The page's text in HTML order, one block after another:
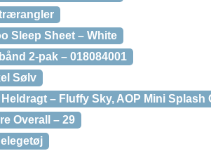
Sleep Sheet – White
2-pak – 018084001
Sølv
– Fluffy Sky, AOP Mini Splash
Overall – 29